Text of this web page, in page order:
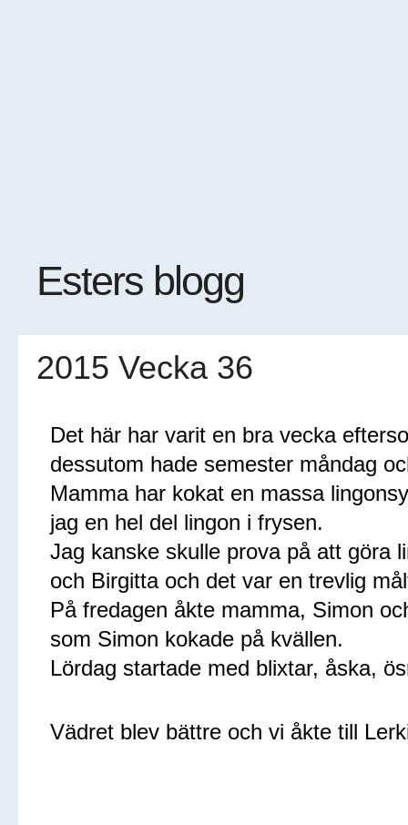
Esters blogg
2015 Vecka 36
Det här har varit en bra vecka
dessutom hade semester måndag
Mamma har kokat en massa
jag en hel del lingon i frysen.
Jag kanske skulle prova på att göra
och Birgitta och det var en trevlig
På fredagen åkte mamma, Simon
som Simon kokade på kvällen.
Lördag startade med blixtar, åska,
Vädret blev bättre och vi åkte till